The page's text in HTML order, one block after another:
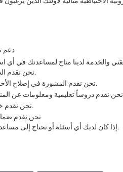
دعم
نحن نقدم ضمان